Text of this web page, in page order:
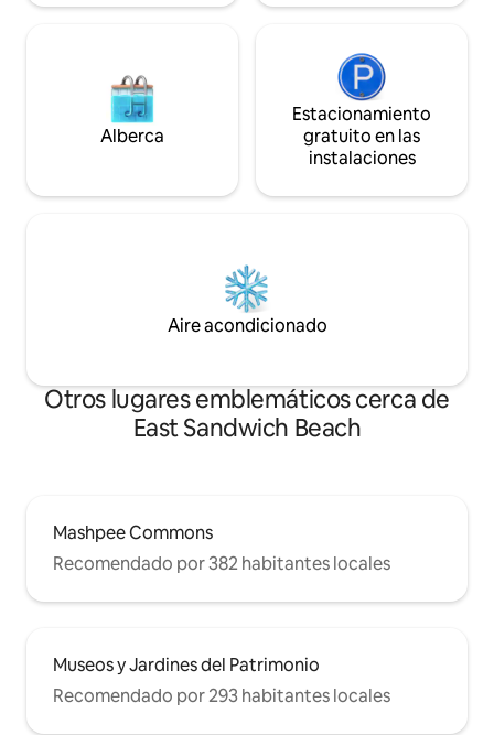
Alberca
Estacionamiento
gratuito en las
instalaciones
Aire acondicionado
Otros lugares emblemáticos cerca de
East Sandwich Beach
Mashpee Commons
Recomendado por 382 habitantes locales
Museos y Jardines del Patrimonio
Recomendado por 293 habitantes locales